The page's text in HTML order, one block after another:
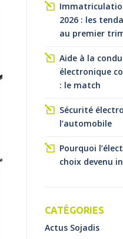
2026 : les
au premier
Aide à la
électronique
: le match
Sécurité
l’automobile
Pourquoi
choix devenu
CATÉGORIES
Actus Sojadis